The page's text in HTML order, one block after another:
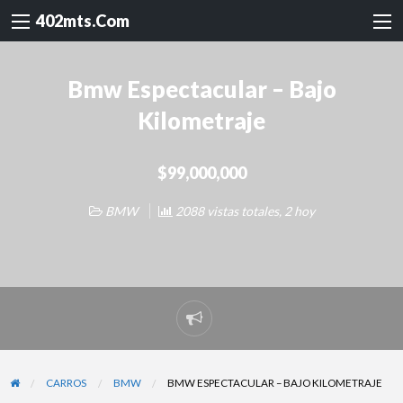
402mts.Com
Bmw Espectacular – Bajo
Kilometraje
$99,000,000
BMW 2088 vistas totales, 2 hoy
Reportar
problema
CARROS BMW BMW ESPECTACULAR – BAJO KILOMETRAJE